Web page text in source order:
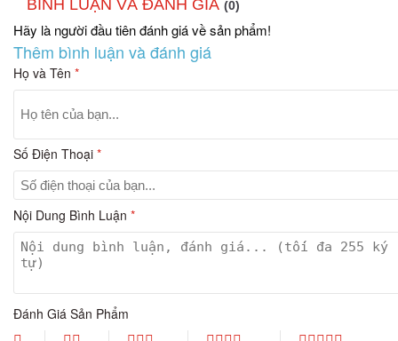
BÌNH LUẬN VÀ ĐÁNH GIÁ (0)
Hãy là người đầu tiên đánh giá về sản phẩm!
Thêm bình luận và đánh giá
Họ và Tên *
Số Điện Thoại *
Nội Dung Bình Luận *
Đánh Giá Sản Phẩm